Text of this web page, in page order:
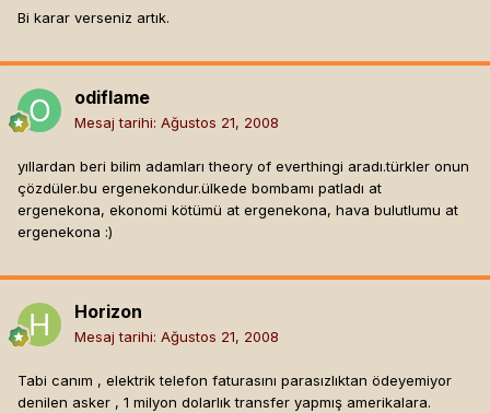
Bi karar verseniz artık.
odiflame
Mesaj tarihi: Ağustos 21, 2008
yıllardan beri bilim adamları theory of everthingi aradı.türkler onun
çözdüler.bu ergenekondur.ülkede bombamı patladı at
ergenekona, ekonomi kötümü at ergenekona, hava bulutlumu at
ergenekona :)
Horizon
Mesaj tarihi: Ağustos 21, 2008
Tabi canım , elektrik telefon faturasını parasızlıktan ödeyemiyor
denilen asker , 1 milyon dolarlık transfer yapmış amerikalara.